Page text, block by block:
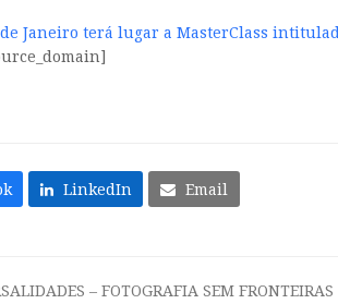
Janeiro terá lugar a MasterClass
LinkedIn Email
– FOTOGRAFIA SEM